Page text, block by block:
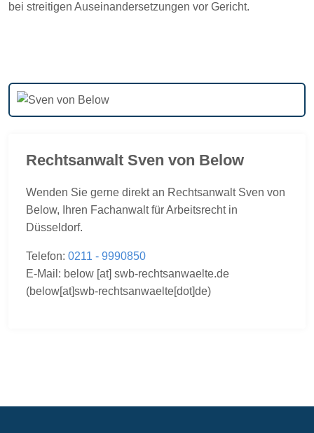
bei streitigen Auseinandersetzungen vor Gericht.
Rechtsanwalt Sven von Below
Wenden Sie gerne direkt an Rechtsanwalt Sven von
Below, Ihren Fachanwalt für Arbeitsrecht in
Düsseldorf.
Telefon: 0211 - 9990850
E-Mail: below [at] swb-rechtsanwaelte.de
(below[at]swb-rechtsanwaelte[dot]de)